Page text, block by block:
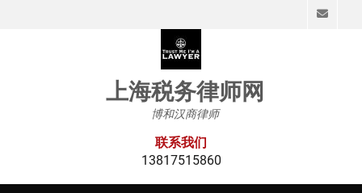
上海税务律师网
博和汉商律师
联系我们
13817515860